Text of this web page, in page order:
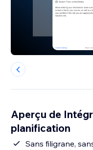
Aperçu de
planification
Sans filigrane,